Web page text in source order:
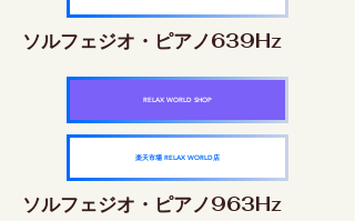
ソルフェジオ・ピアノ639Hz
RELAX WORLD SHOP
楽天市場 RELAX WORLD店
ソルフェジオ・ピアノ963Hz